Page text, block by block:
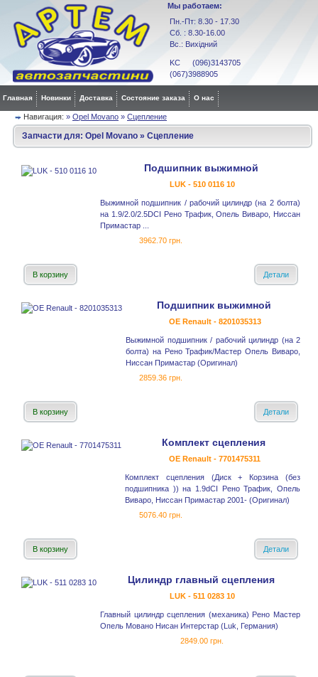
Мы работаем:
Пн.-Пт: 8.30 - 17.30
Сб. : 8.30-16.00
Вс.: Вихідний
KC (096)3143705
(067)3988905
Главная Новинки Доставка Состояние заказа О нас
Навигация: » Opel Movano » Сцепление
Запчасти для: Opel Movano » Сцепление
Подшипник выжимной
LUK - 510 0116 10
Выжимной подшипник / рабочий цилиндр (на 2 болта)
на 1.9/2.0/2.5DCI Рено Трафик, Опель Виваро, Ниссан
Примастар ...
3962.70 грн.
В корзину Детали
Подшипник выжимной
OE Renault - 8201035313
Выжимной подшипник / рабочий цилиндр (на 2
болта) на Рено Трафик/Мастер Опель Виваро,
Ниссан Примастар (Оригинал)
2859.36 грн.
В корзину Детали
Комплект сцепления
OE Renault - 7701475311
Комплект сцепления (Диск + Корзина (без
подшипника )) на 1.9dCI Рено Трафик, Опель
Виваро, Ниссан Примастар 2001- (Оригинал)
5076.40 грн.
В корзину Детали
Цилиндр главный сцепления
LUK - 511 0283 10
Главный цилиндр сцепления (механика) Рено Мастер
Опель Мовано Нисан Интерстар (Luk, Германия)
2849.00 грн.